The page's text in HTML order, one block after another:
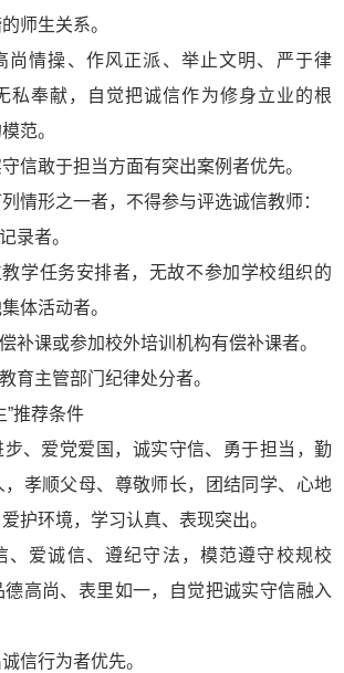
师生关系。
尚情操、作风正派、举止文明、严于律
私奉献，自觉把诚信作为修身立业的根
范。
守信敢于担当方面有突出案例者优先。
列情形之一者，不得参与评选诚信教师：
者。
学任务安排者，无故不参加学校组织的
体活动者。
补课或参加校外培训机构有偿补课者。
育主管部门纪律处分者。
”推荐条件
步、爱党爱国，诚实守信、勇于担当，勤
孝顺父母、尊敬师长，团结同学、心地
护环境，学习认真、表现突出。
、爱诚信、遵纪守法，模范遵守校规校
高尚、表里如一，自觉把诚实守信融入
信行为者优先。